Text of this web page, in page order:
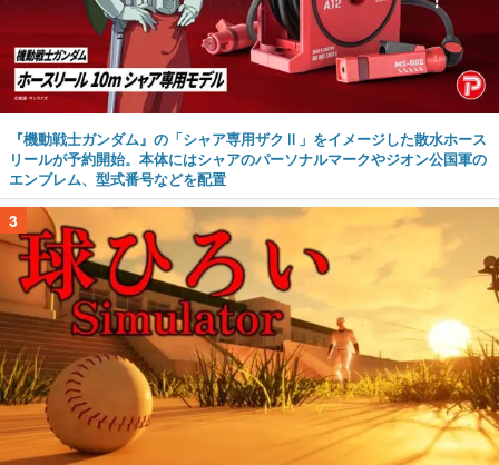
『機動戦士ガンダム』の「シャア専用ザクⅡ」をイメージした散水ホース
リールが予約開始。本体にはシャアのパーソナルマークやジオン公国軍の
エンブレム、型式番号などを配置
3